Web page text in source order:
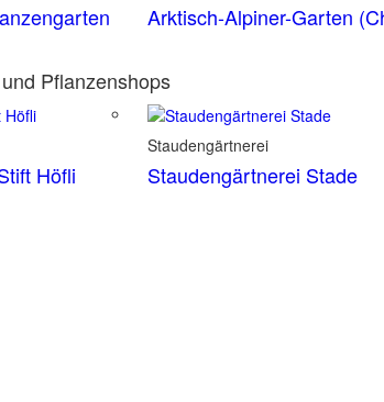
Arktisch-Alpiner-Garten
Pflanzenshops
Höfli
Staudengärtnerei
Staudengärtnerei Stade